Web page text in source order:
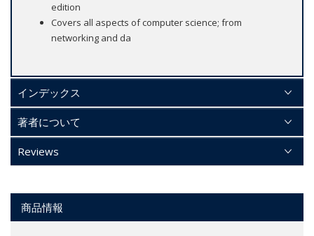
edition
Covers all aspects of computer science; from
networking and da
インデックス
著者について
Reviews
商品情報